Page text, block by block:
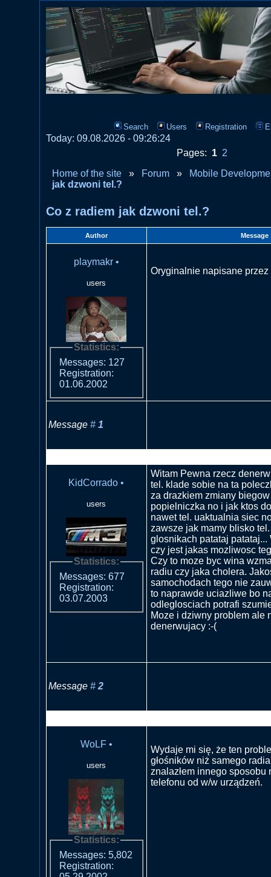
Search Users Registration
Today: 09.08.2026 - 09:26:24
Pages: 1 2
Home of the site
» Forum »
Mobile
jak dzwoni tel.?
Co z radiem jak dzwoni tel.?
Author Message
playmakr •
users
Statistics:
Messages: 127
Registration:
01.06.2002
Oryginalnie napisane przez
Message # 1
KidCorrado •
users
Statistics:
Messages: 677
Registration:
03.07.2003
Witam Pewna rzecz
tel. klade sobie na ta
za drazkiem zmiany
popielniczka no i jak ktos
nawet tel. uaktualnia siec
zawsze jak mamy blisko
glosnikach patataj
czy jest jakas mozliwosc
Czy to moze byc wina
radiu czy jaka cholera.
samochodach tego nie
to naprawde uciazliwe bo
odleglosciach potrafi
Moze i dziwny problem ale
denerwujacy :-(
Message # 2
WoLF •
users
Statistics:
Messages: 5,802
Registration:
Wydaje mi się, że ten
głośników niż samego
znalazłem innego sposobu
telefonu od w/w urządzeń.